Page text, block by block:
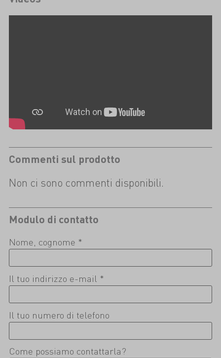
Commenti sul prodotto
Non ci sono commenti disponibili.
Modulo di contatto
Nome, cognome *
Il tuo indirizzo e-mail *
Il tuo numero di telefono
Come possiamo contattarla?